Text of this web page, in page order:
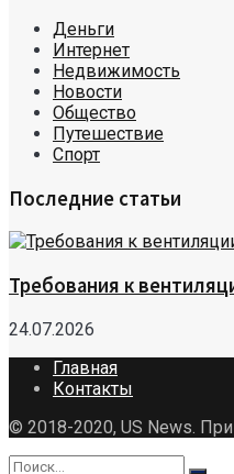
Деньги
Интернет
Недвижимость
Новости
Общество
Путешествие
Спорт
Последние статьи
Требования к
24.07.2026
Главная
Контакты
© 2018-2020, US News. При